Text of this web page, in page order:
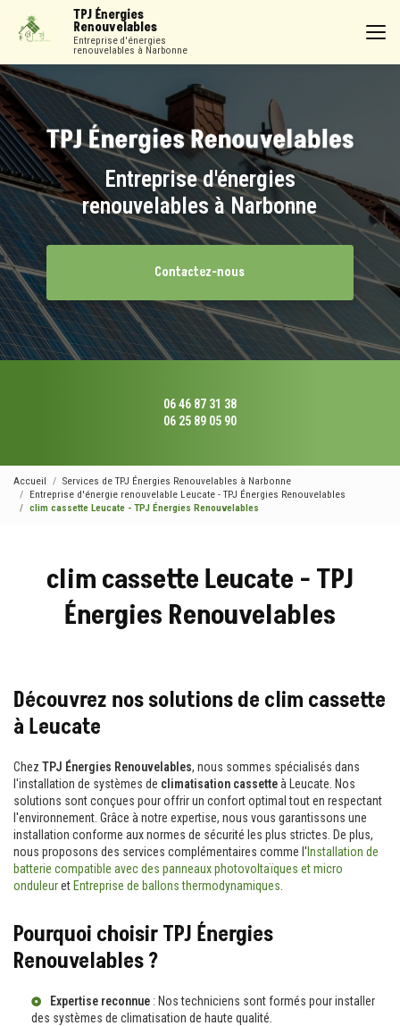
contenu
TPJ Énergies
Renouvelables
Entreprise d'énergies
renouvelables à Narbonne
Entreprise d'énergies
renouvelables à Narbonne
Contactez-nous
06 46 87 31 38
06 25 89 05 90
Accueil
Services de TPJ Énergies Renouvelables à Narbonne
Entreprise d'énergie renouvelable Leucate - TPJ Énergies Renouvelables
clim cassette Leucate - TPJ Énergies Renouvelables
clim cassette Leucate - TPJ
Énergies Renouvelables
Découvrez nos solutions de clim cassette
à Leucate
Chez TPJ Énergies Renouvelables, nous sommes spécialisés dans
l'installation de systèmes de climatisation cassetteà Leucate. Nos
solutions sont conçues pour offrir un confort optimal tout en respectant
l'environnement. Grâce à notre expertise, nous vous garantissons une
installation conforme aux normes de sécurité les plus strictes. De plus,
nous proposons des services complémentaires comme l' Installation de
batterie compatible avec des panneaux photovoltaïques et micro
onduleuret Entreprise de ballons thermodynamiques
Pourquoi choisir TPJ Énergies
Renouvelables ?
Expertise reconnue : Nos techniciens sont formés pour installer
des systèmes de climatisation de haute qualité.